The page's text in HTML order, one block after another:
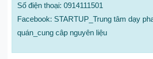
Số điện thoại: 0914111501
Facebook: STARTUP_Trung tâm dạy
quán_cung câp nguyên liệu